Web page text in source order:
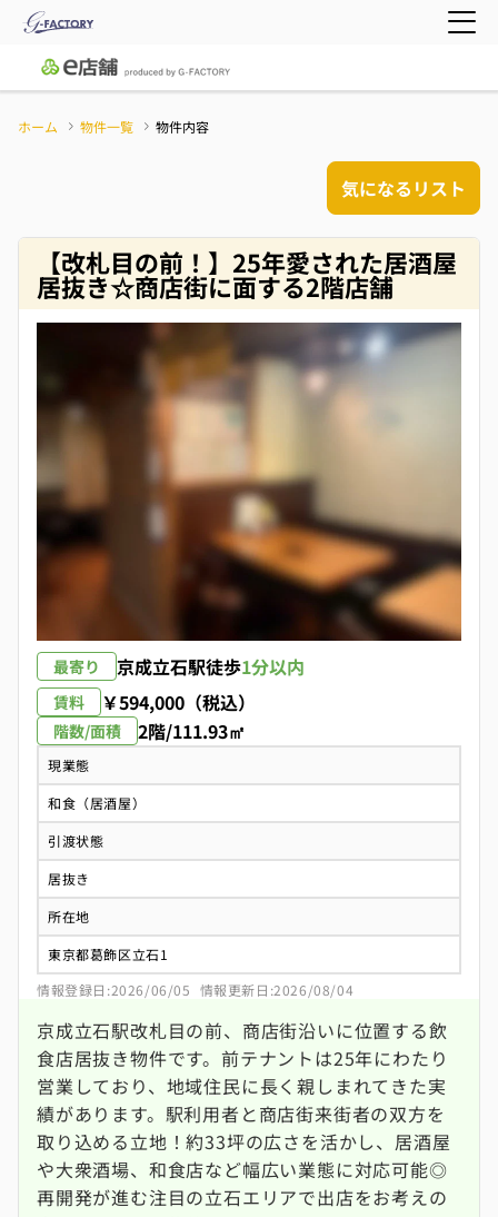
ホーム 物件一覧 物件内容
気になるリスト
【改札目の前！】25年愛された居酒屋
居抜き☆商店街に面する2階店舗
最寄り 京成立石駅徒歩1分以内
賃料 ￥594,000（税込）
階数/面積 2階/111.93㎡
現業態
和食（居酒屋）
引渡状態
居抜き
所在地
東京都葛飾区立石1
情報登録日:2026/06/05 情報更新日:2026/08/04
京成立石駅改札目の前、商店街沿いに位置する飲
食店居抜き物件です。前テナントは25年にわたり
営業しており、地域住民に長く親しまれてきた実
績があります。駅利用者と商店街来街者の双方を
取り込める立地！約33坪の広さを活かし、居酒屋
や大衆酒場、和食店など幅広い業態に対応可能◎
再開発が進む注目の立石エリアで出店をお考えの